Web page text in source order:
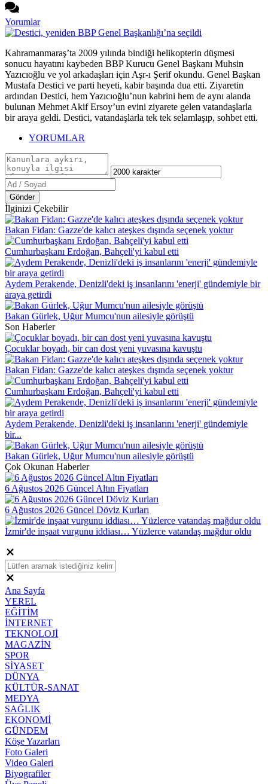
Yorumlar
Kahramanmaraş’ta 2009 yılında bindiği helikopterin düşmesi
sonucu hayatını kaybeden BBP Kurucu Genel Başkanı Muhsin
Yazıcıoğlu ve yol arkadaşları için Aşr-ı Şerif okundu. Genel Başkan
Mustafa Destici ve parti heyeti, kabir başında dua etti. Ziyaretin
ardından Destici, hem Yazıcıoğlu’nun kabrini hem de aynı alanda
bulunan Mehmet Akif Ersoy’un evini ziyarete gelen vatandaşlarla
bir araya geldi. Destici, vatandaşlarla tek tek selamlaşıp, sohbet etti.
YORUMLAR
Gönder
İlginizi Çekebilir
Bakan Fidan: Gazze'de kalıcı ateşkes dışında seçenek yoktur
Cumhurbaşkanı Erdoğan, Bahçeli'yi kabul etti
Aydem Perakende, Denizli'deki iş insanlarını 'enerji' gündemiyle bir
araya getirdi
Bakan Gürlek, Uğur Mumcu'nun ailesiyle görüştü
Son Haberler
Çocuklar boyadı, bir can dost yeni yuvasına kavuştu
Bakan Fidan: Gazze'de kalıcı ateşkes dışında seçenek yoktur
Cumhurbaşkanı Erdoğan, Bahçeli'yi kabul etti
Aydem Perakende, Denizli'deki iş insanlarını 'enerji' gündemiyle
bir...
Bakan Gürlek, Uğur Mumcu'nun ailesiyle görüştü
Çok Okunan Haberler
6 Ağustos 2026 Güncel Altın Fiyatları
6 Ağustos 2026 Güncel Döviz Kurları
İzmir'de inşaat vurgunu iddiası… Yüzlerce vatandaş mağdur oldu
Ana Sayfa
YEREL
EĞİTİM
İNTERNET
TEKNOLOJİ
MAGAZİN
SPOR
SİYASET
DÜNYA
KÜLTÜR-SANAT
MEDYA
SAĞLIK
EKONOMİ
GÜNDEM
Köşe Yazarları
Foto Galeri
Video Galeri
Biyografiler